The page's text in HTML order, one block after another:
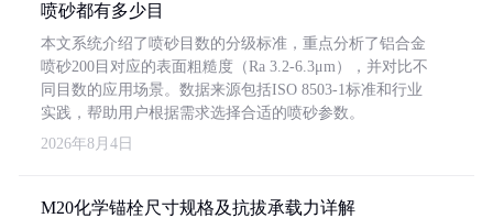
喷砂都有多少目
本文系统介绍了喷砂目数的分级标准，重点分析了铝合金
喷砂200目对应的表面粗糙度（Ra 3.2-6.3μm），并对比不
同目数的应用场景。数据来源包括ISO 8503-1标准和行业
实践，帮助用户根据需求选择合适的喷砂参数。
2026年8月4日
M20化学锚栓尺寸规格及抗拔承载力详解